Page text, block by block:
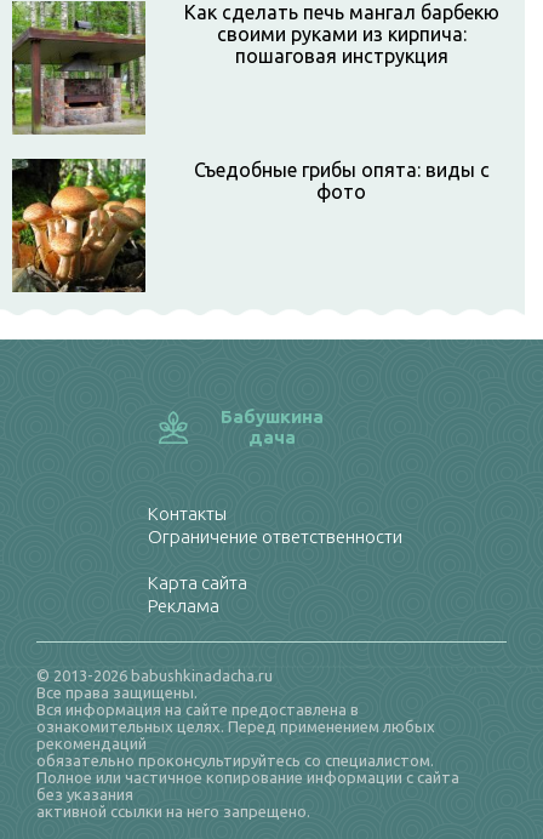
Как сделать печь мангал барбекю
своими руками из кирпича:
пошаговая инструкция
Съедобные грибы опята: виды с
фото
Бабушкина
дача
Контакты
Ограничение ответственности
Карта сайта
Реклама
© 2013-2026 babushkinadacha.ru
Все права защищены.
Вся информация на сайте предоставлена в
ознакомительных целях. Перед применением любых
рекомендаций
обязательно проконсультируйтесь со специалистом.
Полное или частичное копирование информации с сайта
без указания
активной ссылки на него запрещено.